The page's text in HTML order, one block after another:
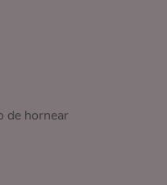
de hornear